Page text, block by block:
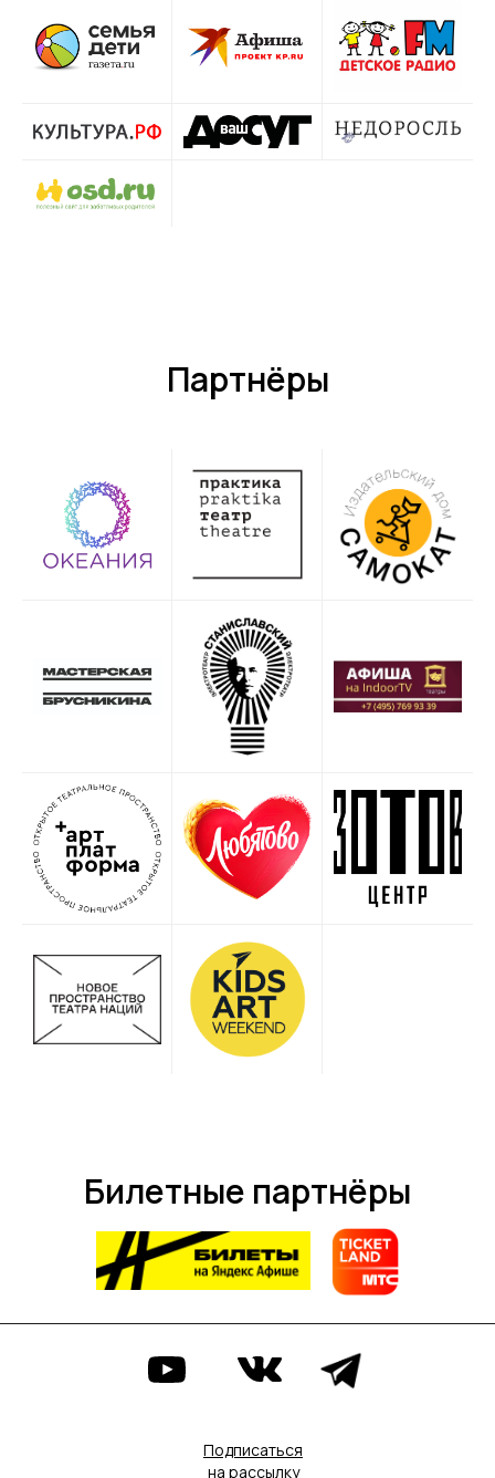
Партнёры
Билетные партнёры
Подписаться
на рассылку